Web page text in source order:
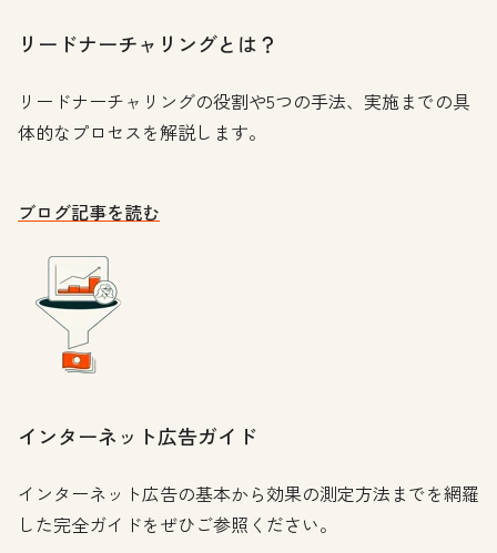
リードナーチャリングとは？
リードナーチャリングの役割や5つの手法、実施までの具
体的なプロセスを解説します。
ブログ記事を読む
インターネット広告ガイド
インターネット広告の基本から効果の測定方法までを網羅
した完全ガイドをぜひご参照ください。